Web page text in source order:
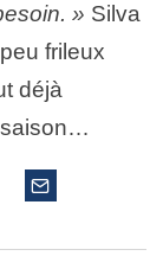
» Silva
frileux
déjà
saison…